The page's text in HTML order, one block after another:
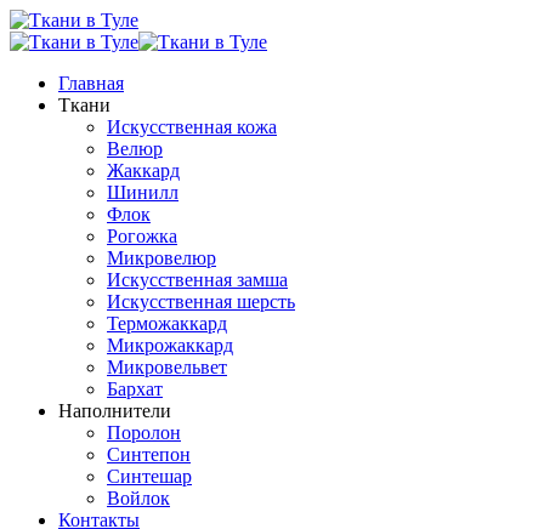
Главная
Ткани
Искусственная кожа
Велюр
Жаккард
Шинилл
Флок
Рогожка
Микровелюр
Искусственная замша
Искусственная шерсть
Терможаккард
Микрожаккард
Микровельвет
Бархат
Наполнители
Поролон
Синтепон
Синтешар
Войлок
Контакты